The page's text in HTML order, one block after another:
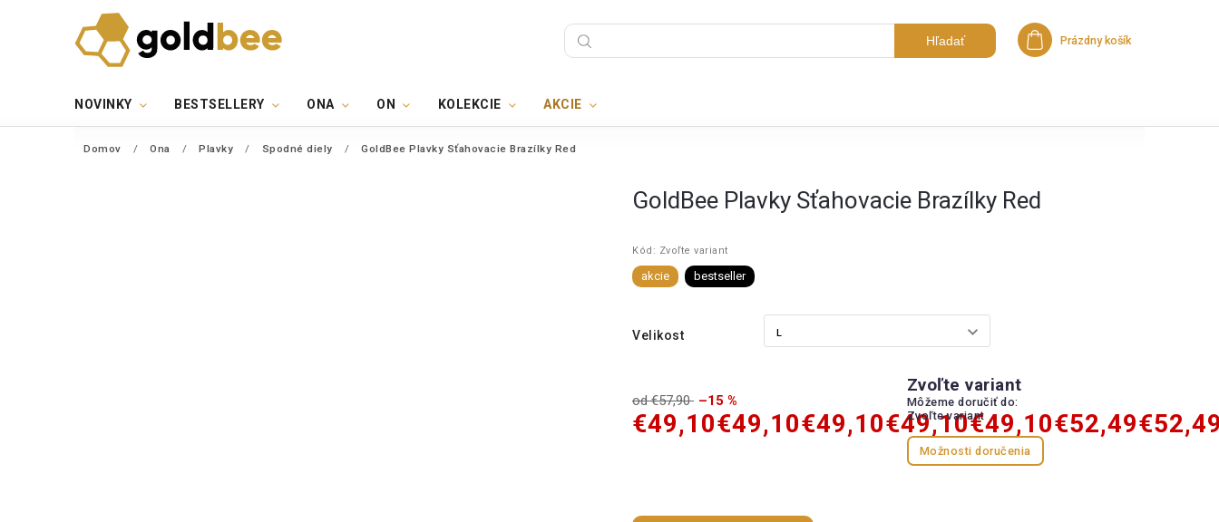
Hľadať Nákupný košík
Prázdny košík
NOVINKY BESTSELLERY ONA ON KOLEKCIE AKCIE
Domov / Ona / Plavky / Spodné diely / GoldBee Plavky Sťahovacie Brazílky Red
GoldBee Plavky Sťahovacie Brazílky Red
Kód: Zvoľte variant
akcie bestseller
Velikost
od €57,90 –15 %
€49,10€49,10€49,10€49,10€49,10€52,49
Zvoľte variant
Môžeme doručiť do:
Zvoľte variant
Možnosti doručenia